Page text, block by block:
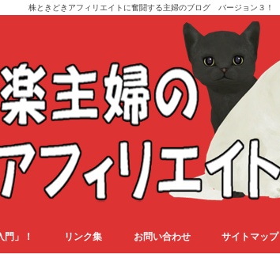
株ときどきアフィリエイトに奮闘する主婦のブログ バージョン３！
門」！ リンク集 お問い合わせ サイトマップ